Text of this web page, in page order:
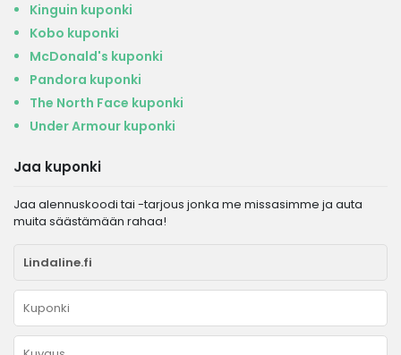
Kinguin kuponki
Kobo kuponki
McDonald's kuponki
Pandora kuponki
The North Face kuponki
Under Armour kuponki
Jaa kuponki
Jaa alennuskoodi tai -tarjous jonka me missasimme ja auta
muita säästämään rahaa!